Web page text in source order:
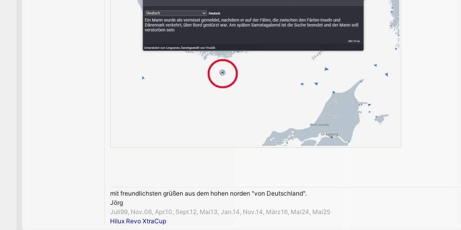
mit freundlichsten grüßen aus dem hohen norden "von Deutschland".
Jörg
Juli99, Nov.06, Apr.10, Sept.12, Mai13, Jan.14, Nov.14, März16, Mai24, Mai25
Hilux Revo XtraCup